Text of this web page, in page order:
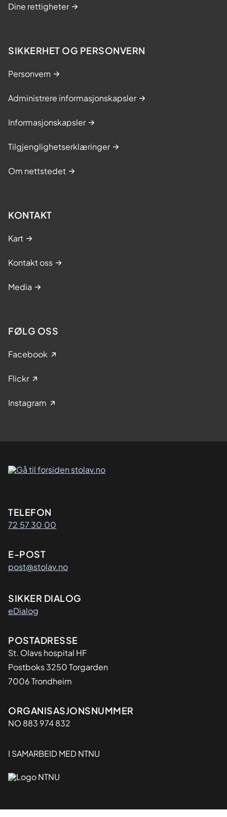
Dine rettigheter
SIKKERHET OG PERSONVERN
Personvern
Administrere informasjonskapsler
Informasjonskapsler
Tilgjenglighetserklæringer
Om nettstedet
KONTAKT
Kart
Kontakt oss
Media
FØLG OSS
Facebook
Flickr
Instagram
Kontaktinformasjon
TELEFON
72 57 30 00
E-POST
post@stolav.no
SIKKER DIALOG
eDialog
Adresse
POSTADRESSE
St. Olavs hospital HF
Postboks 3250 Torgarden
7006 Trondheim
Organisasjon
ORGANISASJONSNUMMER
NO 883 974 832
I SAMARBEID MED NTNU